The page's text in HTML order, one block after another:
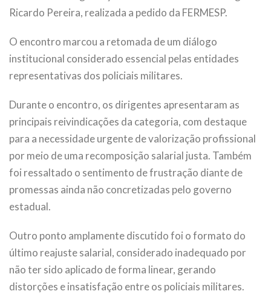
Ricardo Pereira, realizada a pedido da FERMESP.
O encontro marcou a retomada de um diálogo
institucional considerado essencial pelas entidades
representativas dos policiais militares.
Durante o encontro, os dirigentes apresentaram as
principais reivindicações da categoria, com destaque
para a necessidade urgente de valorização profissional
por meio de uma recomposição salarial justa. Também
foi ressaltado o sentimento de frustração diante de
promessas ainda não concretizadas pelo governo
estadual.
Outro ponto amplamente discutido foi o formato do
último reajuste salarial, considerado inadequado por
não ter sido aplicado de forma linear, gerando
distorções e insatisfação entre os policiais militares.